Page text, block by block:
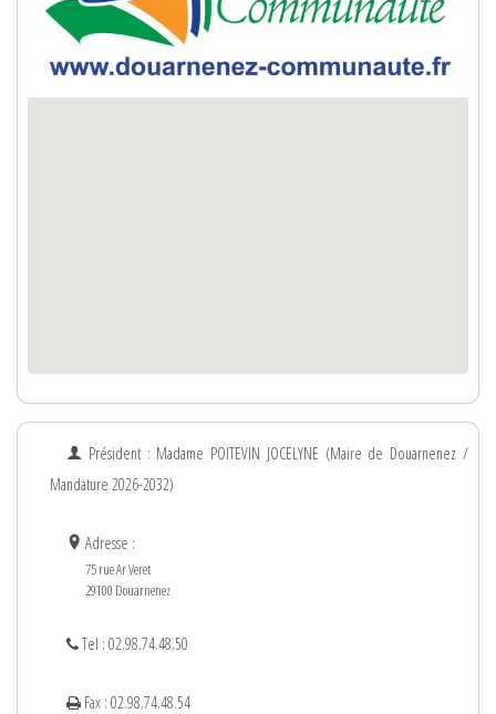
Président : Madame POITEVIN JOCELYNE (Maire de Douarnenez /
Mandature 2026-2032)
Adresse :
75 rue Ar Veret
29100 Douarnenez
Tel : 02.98.74.48.50
Fax : 02.98.74.48.54